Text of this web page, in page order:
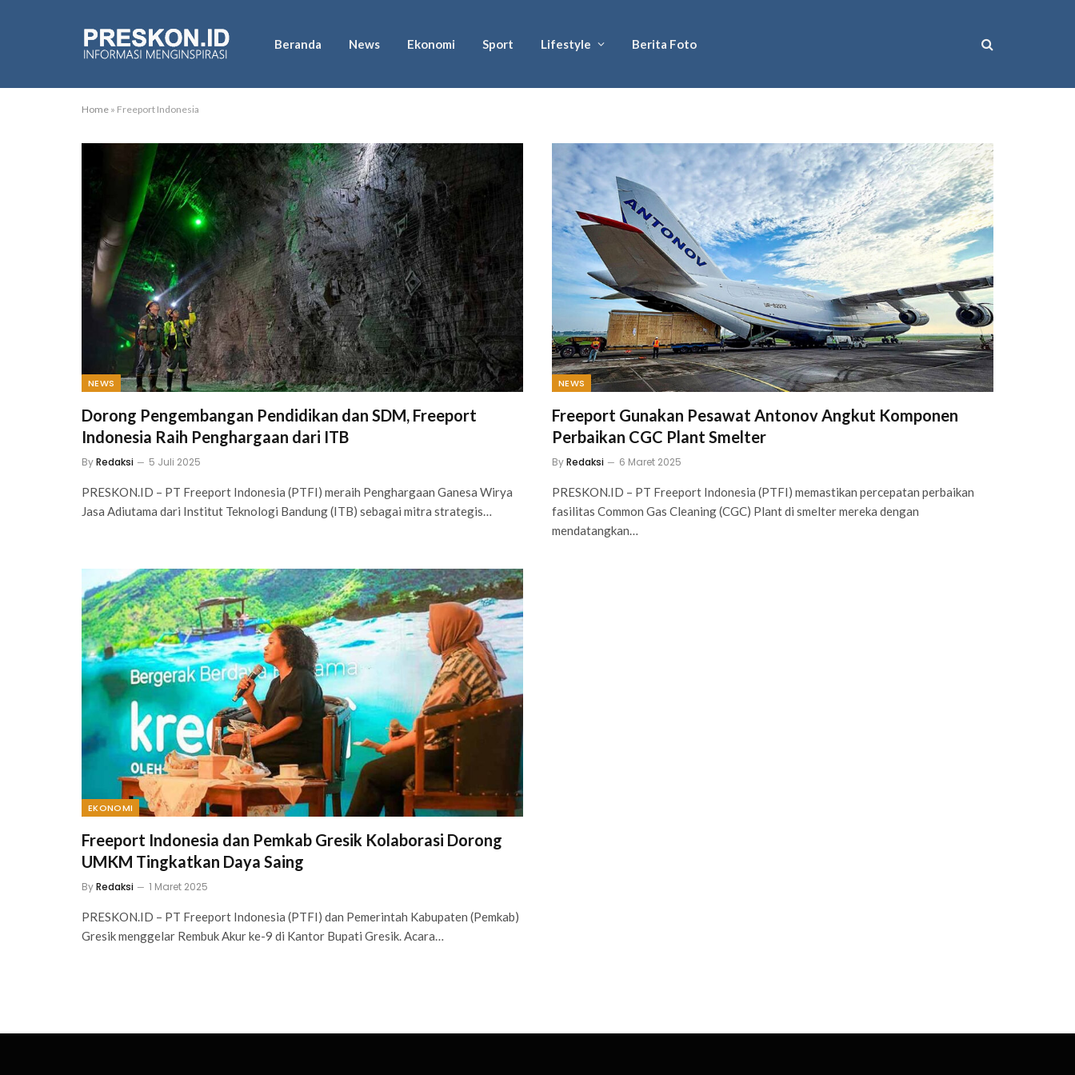
Beranda News Ekonomi Sport Lifestyle Berita Foto
Home » Freeport Indonesia
NEWS
Dorong Pengembangan Pendidikan dan SDM, Freeport
Indonesia Raih Penghargaan dari ITB
ByRedaksi 5 Juli 2025
PRESKON.ID – PT Freeport Indonesia (PTFI) meraih Penghargaan Ganesa Wirya
Jasa Adiutama dari Institut Teknologi Bandung (ITB) sebagai mitra strategis…
NEWS
Freeport Gunakan Pesawat Antonov Angkut Komponen
Perbaikan CGC Plant Smelter
ByRedaksi 6 Maret 2025
PRESKON.ID – PT Freeport Indonesia (PTFI) memastikan percepatan perbaikan
fasilitas Common Gas Cleaning (CGC) Plant di smelter mereka dengan
mendatangkan…
EKONOMI
Freeport Indonesia dan Pemkab Gresik Kolaborasi Dorong
UMKM Tingkatkan Daya Saing
ByRedaksi 1 Maret 2025
PRESKON.ID – PT Freeport Indonesia (PTFI) dan Pemerintah Kabupaten (Pemkab)
Gresik menggelar Rembuk Akur ke-9 di Kantor Bupati Gresik. Acara…